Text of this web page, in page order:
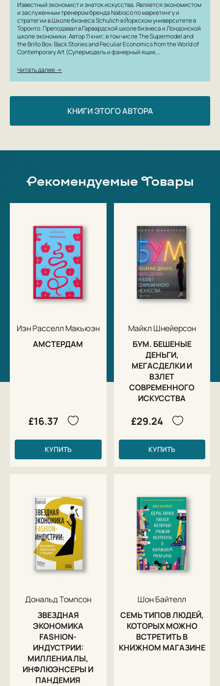
Известный экономист и знаток искусства. Является экономистом
и заслуженным тренером бренда Nabisco по маркетингу и
стратегии в Школе бизнеса Schulich в Йоркском университете в
Торонто. Преподавал в Гарвардской школе бизнеса и Лондонской
школе экономики. Автор 11 книг, в том числе The Supermodel and
the Brillo Box: Back Stories and Peculiar Economics from the World of
Contemporary Art (Супермодель и фанерный ящик.…
Читать далее →
КНИГИ ЭТОГО АВТОРА
Рекомендуемые Товары
Иэн Расселл Макьюэн
АМСТЕРДАМ
£16.37
КУПИТЬ
Майкл Шнейерсон
БУМ. БЕШЕНЫЕ
ДЕНЬГИ,
МЕГАСДЕЛКИ И
ВЗЛЕТ
СОВРЕМЕННОГО
ИСКУССТВА
£29.24
КУПИТЬ
Дональд Томпсон
ЗВЕЗДНАЯ
ЭКОНОМИКА
FASHION-
ИНДУСТРИИ:
МИЛЛЕНИАЛЫ,
ИНФЛЮЭНСЕРЫ И
ПАНДЕМИЯ
Шон Байтелл
СЕМЬ ТИПОВ ЛЮДЕЙ,
КОТОРЫХ МОЖНО
ВСТРЕТИТЬ В
КНИЖНОМ МАГАЗИНЕ